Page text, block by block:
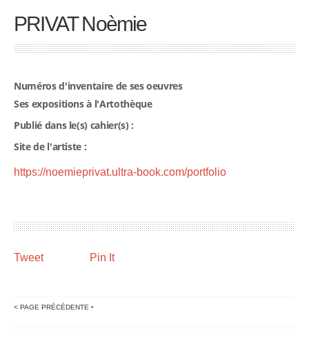
PRIVAT Noèmie
Numéros d'inventaire de ses oeuvres
Ses expositions à l'Artothèque
Publié dans le(s) cahier(s) :
Site de l'artiste :
https://noemieprivat.ultra-book.com/portfolio
Tweet Pin It
< PAGE PRÉCÉDENTE •